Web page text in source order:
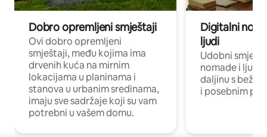
Dobro opremljeni smještaji
Ovi dobro opremljeni
smještaji, među kojima ima
drvenih kuća na mirnim
lokacijama u planinama i
stanova u urbanim sredinama,
imaju sve sadržaje koji su vam
potrebni u vašem domu.
Digitalni
ljudi
Udobni
nomade i ljude
daljinu s
i posebnim